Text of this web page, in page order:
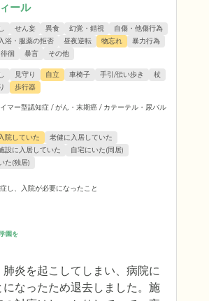
ール
せん妄 異食 幻覚・錯視
自傷・他傷行為
浴・服薬の拒否
昼夜逆転 物忘れ
暴力行為
徘徊 暴言 その他
見守り 自立 車椅子 手引/伝い歩き
杖
歩行器
マー型認知症 / がん・末期癌 / カテーテル・尿バル
院していた
老健に入居していた
設に入居していた
自宅にいた(同居)
た(独居)
し、入院が必要になったこと
園を
炎を起こしてしまい、病院に
になったため退去しました。施